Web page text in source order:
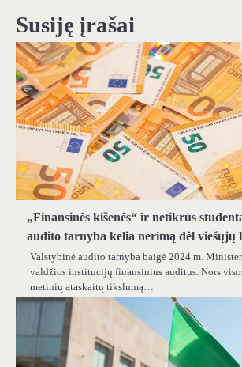
įrašų
Susiję įrašai
„Finansinės kišenės“ ir netikrūs
audito tarnyba kelia nerimą dėl viešųjų
Valstybinė audito tarnyba baigė 2024 m.
valdžios institucijų finansinius auditus. Nors
metinių ataskaitų tikslumą…